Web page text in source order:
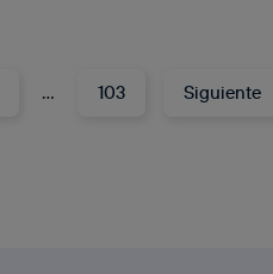
… 103 Siguiente